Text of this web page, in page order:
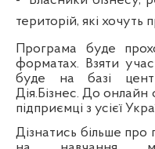
територій, які хочуть
Програма буде
форматах. Взяти
буде на базі
Дія.Бізнес. До
підприємці з усієї
Дізнатись більше про